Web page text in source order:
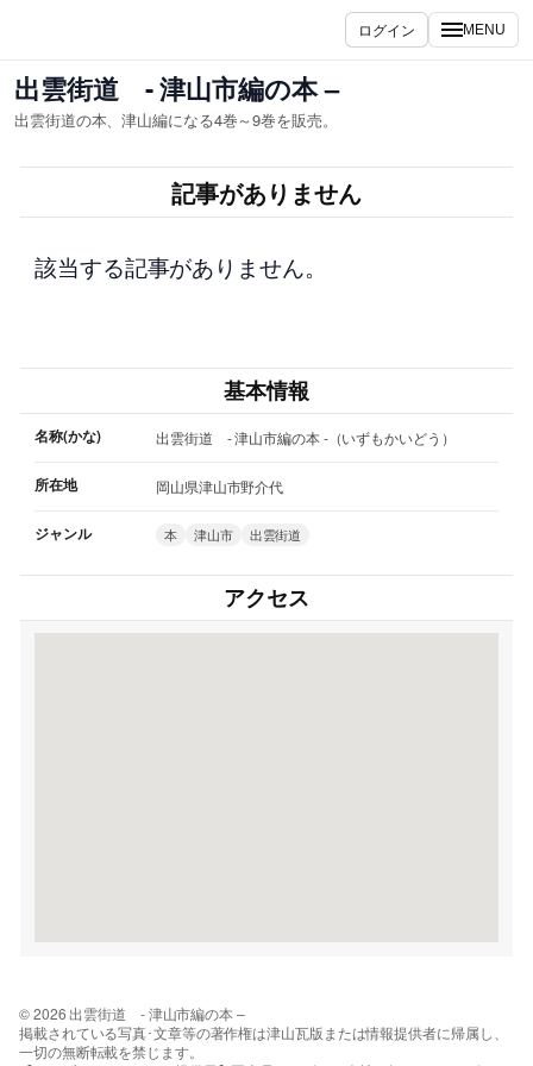
を
ス
キ
ッ
ログイン MENU
出雲街道 - 津山市編の本 –
出雲街道の本、津山編になる4巻～9巻を販売。
記事がありません
該当する記事がありません。
基本情報
名称(かな) 出雲街道 - 津山市編の本 -（いずもかいどう）
所在地 岡山県津山市野介代
ジャンル 本 津山市 出雲街道
アクセス
© 2026 出雲街道 - 津山市編の本 –
掲載されている写真･文章等の著作権は津山瓦版または情報提供者に帰属し、
一切の無断転載を禁じます。